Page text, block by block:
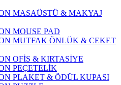
MASAÜSTÜ & MAKYAJ
MOUSE PAD
MUTFAK ÖNLÜK & CEKET
OFİS & KIRTASİYE
PEÇETELİK
PLAKET & ÖDÜL KUPASI